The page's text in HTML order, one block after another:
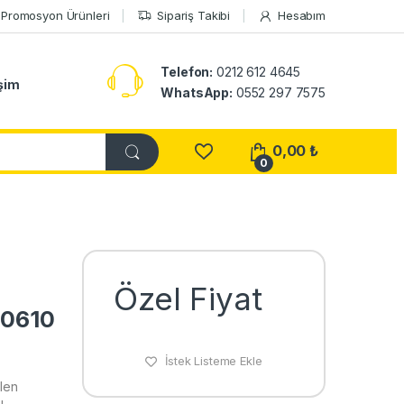
Ürünleri Sipariş Takibi Hesabım
Telefon: 0212 612 4645
WhatsApp: 0552 297 7575
0
0,00₺
Özel Fiyat
İstek Listeme Ekle